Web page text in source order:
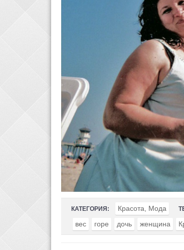
КАТЕГОРИЯ: Красота, Мода
вес
горе дочь женщина